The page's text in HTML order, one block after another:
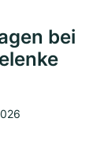
bei